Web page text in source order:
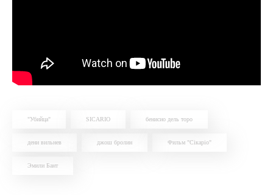
"Убийца" SICARIO бенисио дель торо
дени вильнев джош бролин Фильм "Сікаріо"
Эмили Бант